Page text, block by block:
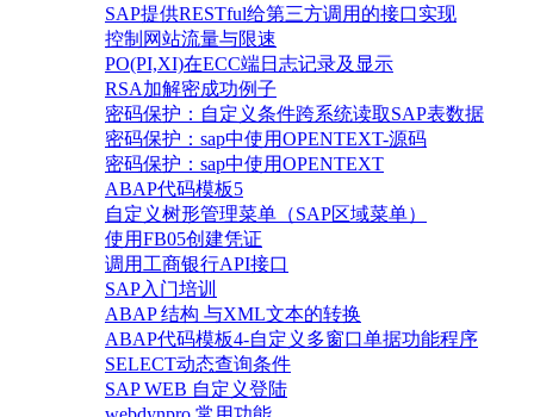
SAP提供RESTful给第三方调用的接口实现
控制网站流量与限速
PO(PI,XI)在ECC端日志记录及显示
RSA加解密成功例子
密码保护：自定义条件跨系统读取SAP表数据
密码保护：sap中使用OPENTEXT-源码
密码保护：sap中使用OPENTEXT
ABAP代码模板5
自定义树形管理菜单（SAP区域菜单）
使用FB05创建凭证
调用工商银行API接口
SAP入门培训
ABAP 结构 与XML文本的转换
ABAP代码模板4-自定义多窗口单据功能程序
SELECT动态查询条件
SAP WEB 自定义登陆